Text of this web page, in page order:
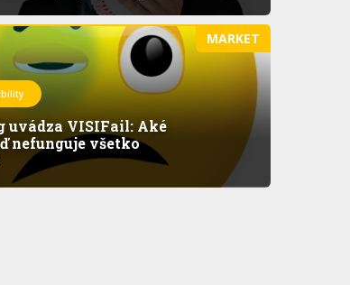
MARKET
uvádza VISIFail: Aké
nefunguje všetko